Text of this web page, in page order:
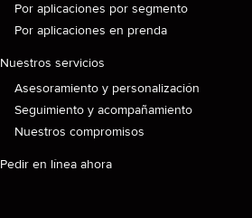
Por aplicaciones por segmento
Por aplicaciones en prenda
Nuestros servicios
Asesoramiento y personalización
Seguimiento y acompañamiento
Nuestros compromisos
Pedir en línea ahora